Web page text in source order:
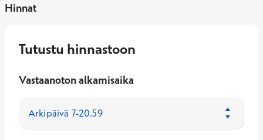
Hinnat
Tutustu hinnastoon
Vastaanoton alkamisaika